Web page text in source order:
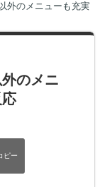
外のメニューも充実
のメニ